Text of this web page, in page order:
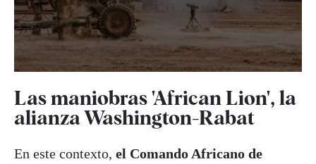
Las maniobras 'African Lion', la
alianza Washington-Rabat
En este contexto, el Comando Africano de